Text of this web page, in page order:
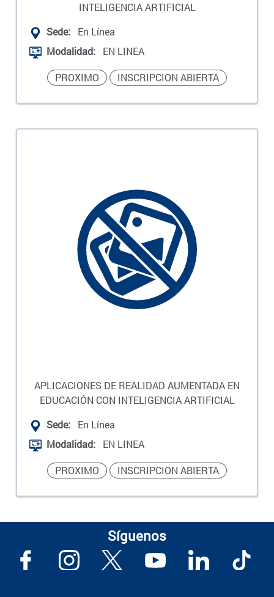
INTELIGENCIA ARTIFICIAL
Sede:
En Línea
Modalidad:
EN LINEA
PROXIMO INSCRIPCION ABIERTA
APLICACIONES DE REALIDAD AUMENTADA EN
EDUCACIÓN CON INTELIGENCIA ARTIFICIAL
Sede:
En Línea
Modalidad:
EN LINEA
PROXIMO INSCRIPCION ABIERTA
Síguenos